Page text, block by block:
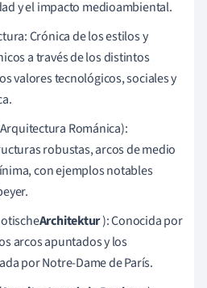
y el impacto medioambiental.
Crónica de los estilos y
a través de los distintos
valores tecnológicos, sociales y
Románica):
robustas, arcos de medio
con ejemplos notables
Architektur): Conocida por
arcos apuntados y los
por Notre-Dame de París.